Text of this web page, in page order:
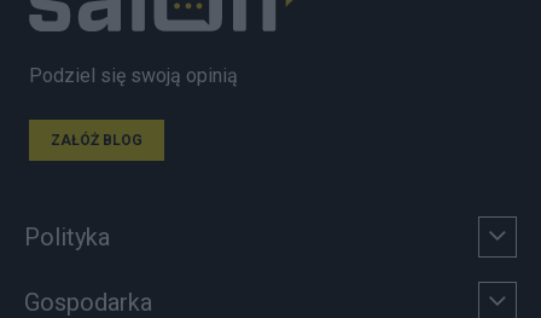
Podziel się swoją opinią
ZAŁÓŻ BLOG
Polityka
Gospodarka